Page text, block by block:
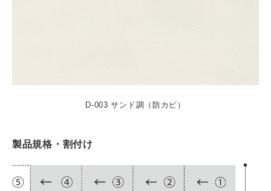
D-003 サンド調（防カビ）
製品規格・割付け